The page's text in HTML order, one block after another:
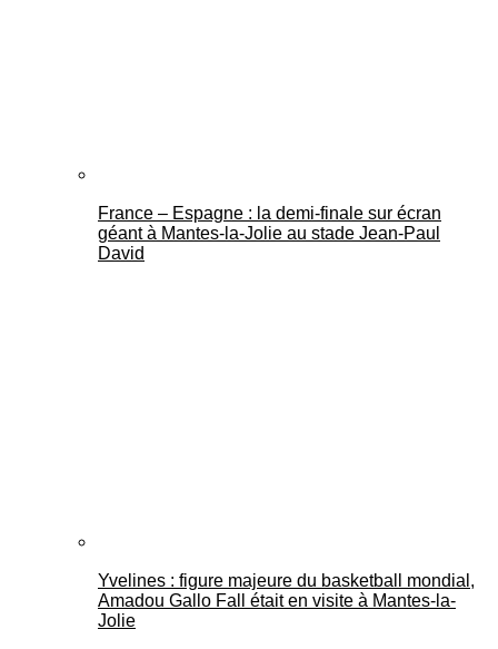
France – Espagne : la demi-finale sur écran
géant à Mantes-la-Jolie au stade Jean-Paul
David
Yvelines : figure majeure du basketball mondial,
Amadou Gallo Fall était en visite à Mantes-la-
Jolie